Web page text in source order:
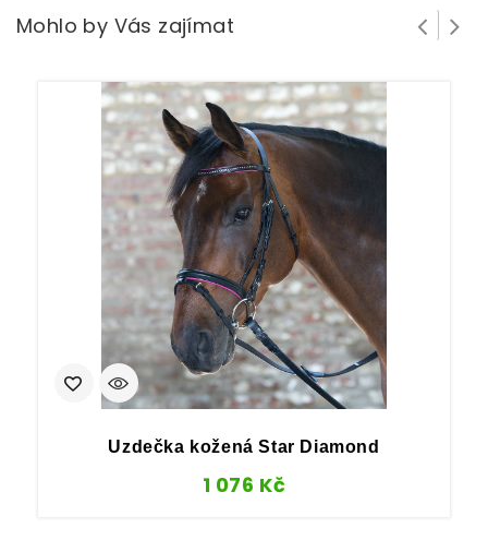
Mohlo by Vás zajímat
Uzdečka kožená Star Diamond
1 076 Kč